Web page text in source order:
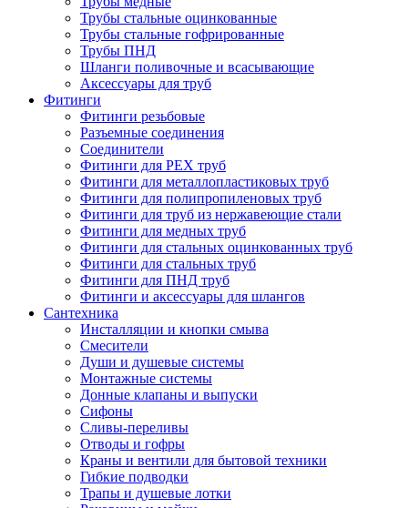
Трубы стальные оцинкованные
Трубы стальные гофрированные
Трубы ПНД
Шланги поливочные и всасывающие
Аксессуары для труб
Фитинги
Фитинги резьбовые
Разъемные соединения
Соединители
Фитинги для PEX труб
Фитинги для металлопластиковых труб
Фитинги для полипропиленовых труб
Фитинги для труб из нержавеющие стали
Фитинги для медных труб
Фитинги для стальных оцинкованных труб
Фитинги для стальных труб
Фитинги для ПНД труб
Фитинги и аксессуары для шлангов
Сантехника
Инсталляции и кнопки смыва
Смесители
Души и душевые системы
Монтажные системы
Донные клапаны и выпуски
Сифоны
Сливы-переливы
Отводы и гофры
Краны и вентили для бытовой техники
Гибкие подводки
Трапы и душевые лотки